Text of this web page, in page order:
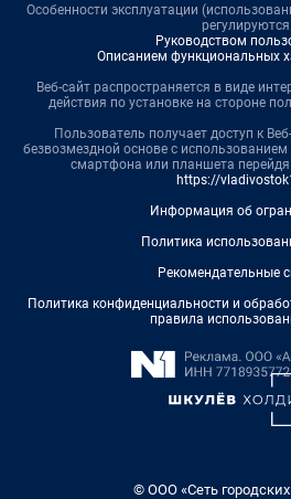
Особенности эксплуатации
регулируются:
Руководством
Описанием функциональных
Веб-сайт распространяется в виде
действия по установке на стороне
Пользователь получает доступ к
безвозмездной основе с
смартфона или планшета перейдя
https://
Информация об
Политика
Рекомендательные
Политика конфиденциальности и
правила
© ООО «Сеть городских